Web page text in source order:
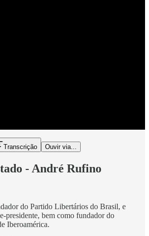
Transcrição Ouvir via...
- André Rufino
do Partido Libertários do Brasil, e
presidente, bem como fundador do
Iberoamérica.